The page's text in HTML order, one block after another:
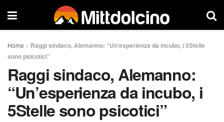
Home » Raggi sindaco, Alemanno: “Un’esperienza da incubo, i 5Stelle
sono psicotici”
Raggi sindaco, Alemanno:
“Un’esperienza da incubo, i
5Stelle sono psicotici”